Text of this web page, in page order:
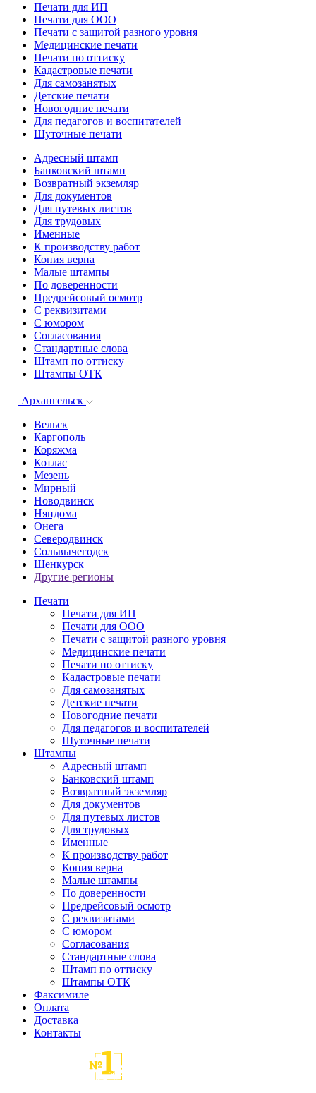
Печати для ИП
Печати для ООО
Печати с защитой разного уровня
Медицинские печати
Печати по оттиску
Кадастровые печати
Для самозанятых
Детские печати
Новогодние печати
Для педагогов и воспитателей
Шуточные печати
Адресный штамп
Банковский штамп
Возвратный экземляр
Для документов
Для путевых листов
Для трудовых
Именные
К производству работ
Копия верна
Малые штампы
По доверенности
Предрейсовый осмотр
С реквизитами
С юмором
Согласования
Стандартные слова
Штамп по оттиску
Штампы ОТК
Архангельск
Вельск
Каргополь
Коряжма
Котлас
Мезень
Мирный
Новодвинск
Няндома
Онега
Северодвинск
Сольвычегодск
Шенкурск
Другие регионы
Печати
Печати для ИП
Печати для ООО
Печати с защитой разного уровня
Медицинские печати
Печати по оттиску
Кадастровые печати
Для самозанятых
Детские печати
Новогодние печати
Для педагогов и воспитателей
Шуточные печати
Штампы
Адресный штамп
Банковский штамп
Возвратный экземляр
Для документов
Для путевых листов
Для трудовых
Именные
К производству работ
Копия верна
Малые штампы
По доверенности
Предрейсовый осмотр
С реквизитами
С юмором
Согласования
Стандартные слова
Штамп по оттиску
Штампы ОТК
Факсимиле
Оплата
Доставка
Контакты